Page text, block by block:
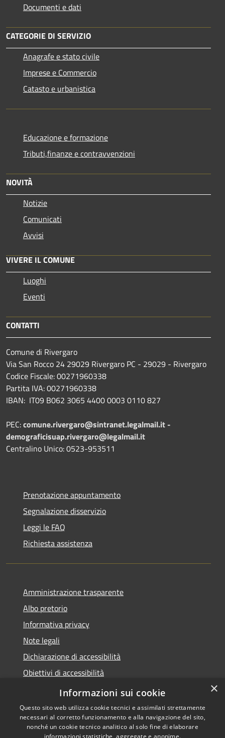
Documenti e dati
CATEGORIE DI SERVIZIO
Anagrafe e stato civile
Imprese e Commercio
Catasto e urbanistica
Educazione e formazione
Tributi,finanze e contravvenzioni
NOVITÀ
Notizie
Comunicati
Avvisi
VIVERE IL COMUNE
Luoghi
Eventi
CONTATTI
Comune di Rivergaro
Via San Rocco 24 29029 Rivergaro PC - 29029 - Rivergaro
Codice Fiscale: 00271960338
Partita IVA: 00271960338
IBAN: IT09 B062 3065 4400 0003 0110 827
PEC:comune.rivergaro@sintranet.legalmail.it -
demograficisuap.rivergaro@legalmail.it
Centralino Unico: 0523-953511
Prenotazione appuntamento
Segnalazione disservizio
Leggi le FAQ
Richiesta assistenza
Amministrazione trasparente
Albo pretorio
Informativa privacy
Note legali
Dichiarazione di accessibilità
Obiettivi di accessibilità
Piano di miglioramento del sito
×
Informazioni sui cookie
Questo sito web utilizza cookie tecnici e assimilati strettamente
necessari al corretto funzionamento e alla navigazione del sito,
nonché un cookie tecnico analitico al solo fine di elaborare
informazioni statistiche, aggregate e anonime.